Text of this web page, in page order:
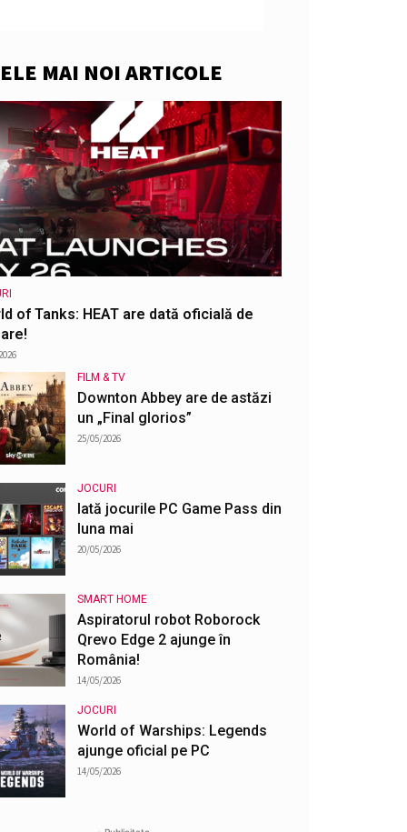
MAI NOI ARTICOLE
of Tanks: HEAT are dată oficială de
FILM & TV
Downton Abbey are de astăzi
un „Final glorios”
25/05/2026
JOCURI
Iată jocurile PC Game Pass din
luna mai
20/05/2026
SMART HOME
Aspiratorul robot Roborock
Qrevo Edge 2 ajunge în
România!
14/05/2026
JOCURI
World of Warships: Legends
ajunge oficial pe PC
14/05/2026